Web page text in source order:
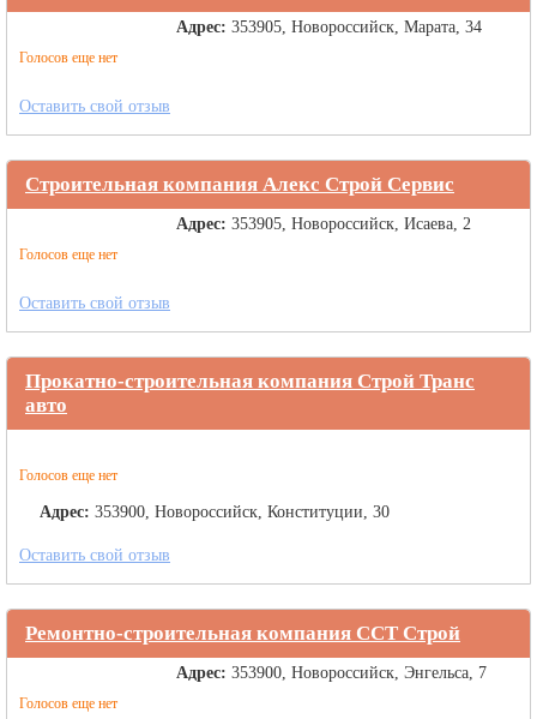
Голосов еще нет
Адрес: 353905, Новороссийск, Марата, 34
Оставить свой отзыв
Строительная компания Алекс Строй Сервис
Голосов еще нет
Адрес: 353905, Новороссийск, Исаева, 2
Оставить свой отзыв
Прокатно-строительная компания Строй Транс
авто
Голосов еще нет
Адрес: 353900, Новороссийск, Конституции, 30
Оставить свой отзыв
Ремонтно-строительная компания ССТ Строй
Голосов еще нет
Адрес: 353900, Новороссийск, Энгельса, 7